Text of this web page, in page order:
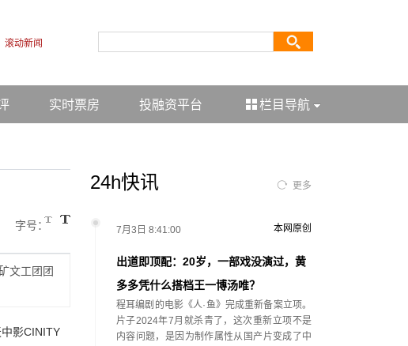
滚动新闻
实时票房 投融资平台 栏目导航
字号：
文工团团
影CINITY
24h快讯 更多
7月3日 8:41:00
出道即顶配：20岁，一部戏没演过，黄
多多凭什么搭档王一博汤唯？
程耳编剧的电影《人·鱼》完成重新备案立项。
片子2024年7月就杀青了，这次重新立项不是
内容问题，是因为制作属性从国产片变成了中
本网原创